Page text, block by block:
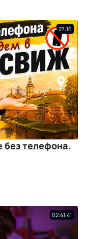
27:16
без телефона.
02:41:41